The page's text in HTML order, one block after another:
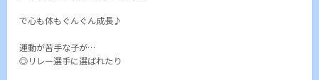
で心も体もぐんぐん成長♪
運動が苦手な子が…
◎リレー選手に選ばれたり